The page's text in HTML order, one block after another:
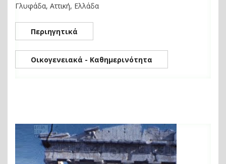
Γλυφάδα, Αττική, Ελλάδα
Περιηγητικά
Οικογενειακά - Καθημερινότητα